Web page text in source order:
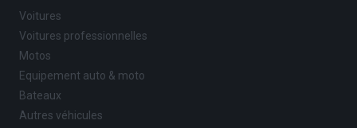
Voitures
Voitures professionnelles
Motos
Equipement auto & moto
Bateaux
Autres véhicules